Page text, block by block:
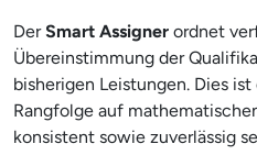
DerSmart Assigner ordnet
Übereinstimmung der
bisherigen Leistungen. Dies
Rangfolge auf
konsistent sowie zuverlässig